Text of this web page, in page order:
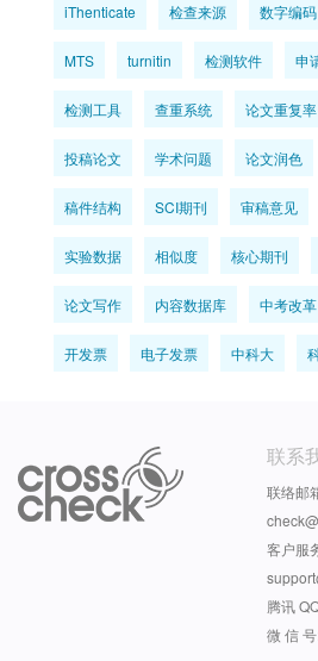
iThenticate 检查来源 数字编码
MTS turnitin 检测软件 申
检测工具 查重系统 论文重复率
投稿论文 学术问题 论文润色
稿件结构 SCI期刊 审稿意见
实验数据 相似度 核心期刊
论文写作 内容数据库 中考改革
开发票 电子发票 中科大
联系
联络邮
客户服
腾讯
微 信